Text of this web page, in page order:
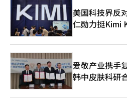
美国科技界反
仁勋力挺Kimi
爱敬产业携手
韩中皮肤科研